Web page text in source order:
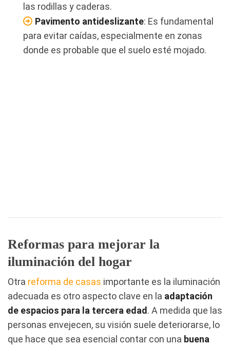
las rodillas y caderas.
Pavimento antideslizante: Es fundamental
para evitar caídas, especialmente en zonas
donde es probable que el suelo esté mojado.
Reformas para mejorar la
iluminación del hogar
Otra reforma de casas importante es la iluminación
adecuada es otro aspecto clave en la adaptación
de espacios para la tercera edad. A medida que las
personas envejecen, su visión suele deteriorarse, lo
que hace que sea esencial contar con una buena